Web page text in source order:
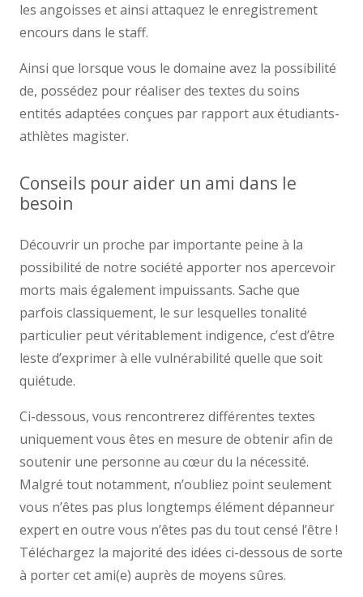
les angoisses et ainsi attaquez le enregistrement
encours dans le staff.
Ainsi que lorsque vous le domaine avez la possibilité
de, possédez pour réaliser des textes du soins
entités adaptées conçues par rapport aux étudiants-
athlètes magister.
Conseils pour aider un ami dans le
besoin
Découvrir un proche par importante peine à la
possibilité de notre société apporter nos apercevoir
morts mais également impuissants. Sache que
parfois classiquement, le sur lesquelles tonalité
particulier peut véritablement indigence, c’est d’être
leste d’exprimer à elle vulnérabilité quelle que soit
quiétude.
Ci-dessous, vous rencontrerez différentes textes
uniquement vous êtes en mesure de obtenir afin de
soutenir une personne au cœur du la nécessité.
Malgré tout notamment, n’oubliez point seulement
vous n’êtes pas plus longtemps élément dépanneur
expert en outre vous n’êtes pas du tout censé l’être !
Téléchargez la majorité des idées ci-dessous de sorte
à porter cet ami(e) auprès de moyens sûres.